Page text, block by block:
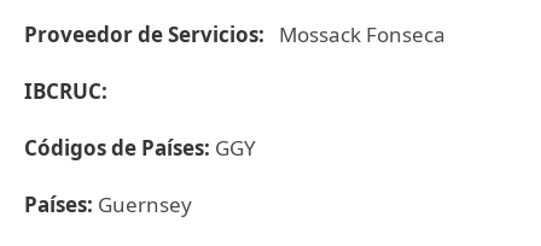
Proveedor de Servicios: Mossack Fonseca
IBCRUC:
Códigos de Países: GGY
Países: Guernsey